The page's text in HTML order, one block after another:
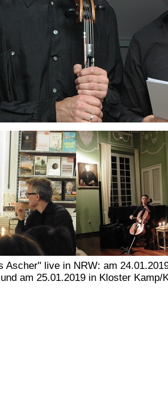
Ascher" live in NRW: am
am 25.01.2019 in Kloster Kamp/